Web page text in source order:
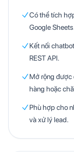
Có thể tích
Google
Kết nối
REST API.
Mở rộng được
hàng hoặc
Phù hợp cho
và xử lý lead.